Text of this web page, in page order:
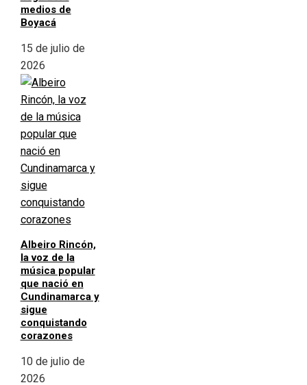
medios de
Boyacá
15 de julio de
2026
Albeiro Rincón,
la voz de la
música popular
que nació en
Cundinamarca y
sigue
conquistando
corazones
10 de julio de
2026